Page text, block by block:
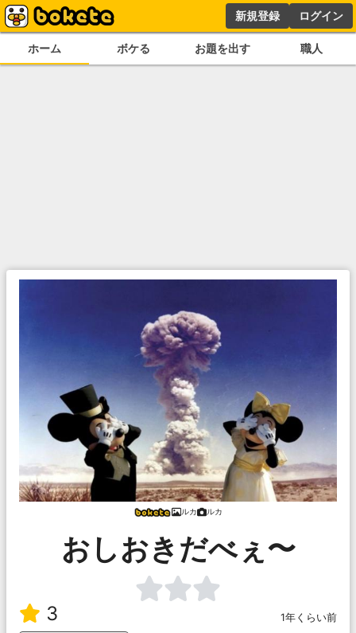
新規登録 ログイン
ホーム ボケる お題を出す 職人
ルカ ルカ
おしおきだべぇ〜
3
1年くらい前